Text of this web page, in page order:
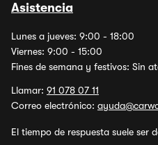
Asistencia
Lunes a jueves: 9:00 - 18:00
Viernes: 9:00 - 15:00
Fines de semana y festivos: Sin
Llamar: 91 078 07 11
Correo electrónico:
El tiempo de respuesta suele ser